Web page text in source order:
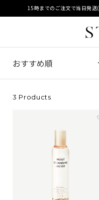
15時までのご注文で当日発
3 Products